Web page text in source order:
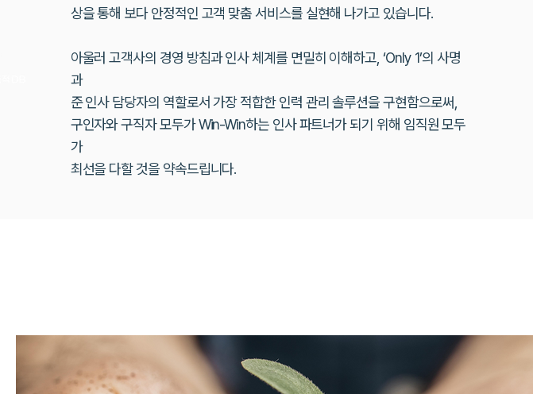
상을통해 보다 안정적인 고객 맞춤 서비스를 실현해 나가고 있습니다.
아울러 고객사의 경영 방침과 인사 체계를 면밀히 이해하고, ‘Only 1’의 사명
과
준 인사 담당자의 역할로서 가장 적합한 인력 관리 솔루션을 구현함으로써,
구인자와 구직자 모두가 Win-Win하는 인사 파트너가 되기 위해 임직원 모두
가
최선을 다할 것을 약속드립니다.